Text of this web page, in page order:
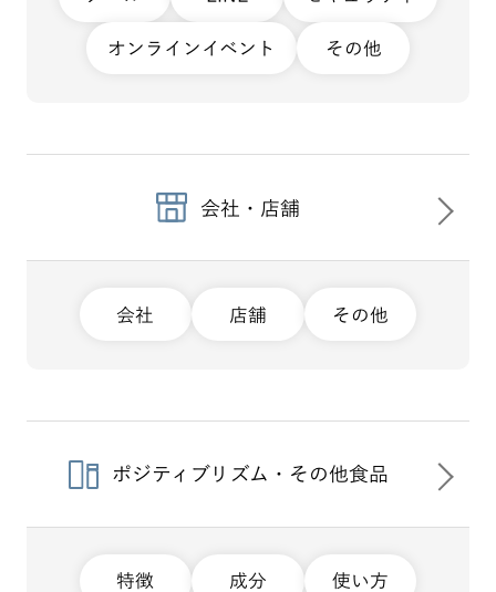
オンラインイベント その他
会社・店舗
会社 店舗 その他
ポジティブリズム・その他食品
特徴 成分 使い方